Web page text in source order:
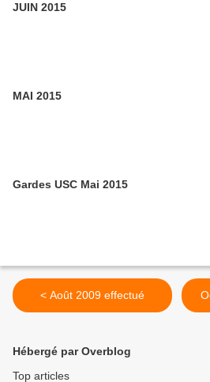
JUIN 2015
MAI 2015
Gardes USC Mai 2015
< Août 2009 effectué
Hébergé par Overblog
Top articles